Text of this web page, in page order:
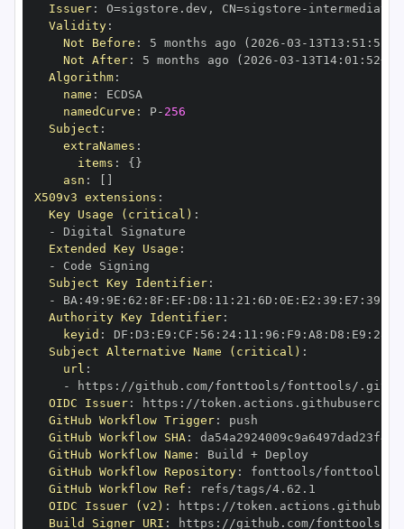
Issuer: O=sigstore.dev , CN=sigstore -
Validity:
Not Before : 5 months ago (2026 -03 - 13T13 : 51 :
Not After: 5 months ago (2026 -03 - 13T14: 01 : 52+00
Algorithm:
name :
namedCurve : P- 256
Subject :
extraNames :
items : { }
asn :
X509v3 extensions :
Key Usage (critical) :
-
Extended Key Usage :
-
Subject Key Identifier:
-
BA : 49 : 9E : 62 : 8F : EF : D8 : 11 : 21 : 6D : 0E : E2 : 39 : E7 : 39
Authority Key Identifier:
keyid : DF : D3 : E9 : CF : 56 : 24: 11 : 96 : F9 : A8 : D8 : E9 : 28
Subject Alternative Name (critical) :
url :
-
https :
OIDC Issuer: https :
GitHub Workflow Trigger:
GitHub Workflow SHA:
GitHub Workflow Name :
GitHub Workflow Repository:
GitHub Workflow Ref :
OIDC Issuer (v2) : https :
Build Signer URI : https :